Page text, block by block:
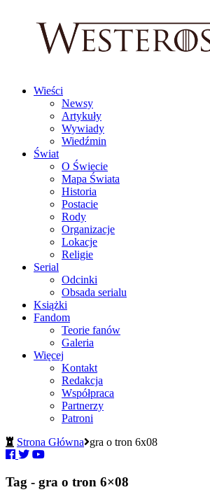
Wieści
Newsy
Artykuły
Wywiady
Wiedźmin
Świat
O Świecie
Mapa Świata
Historia
Postacie
Rody
Organizacje
Lokacje
Religie
Serial
Odcinki
Obsada serialu
Książki
Fandom
Teorie fanów
Galeria
Więcej
Kontakt
Redakcja
Współpraca
Partnerzy
Patroni
Strona Główna gra o tron 6x08
Tag - gra o tron 6×08